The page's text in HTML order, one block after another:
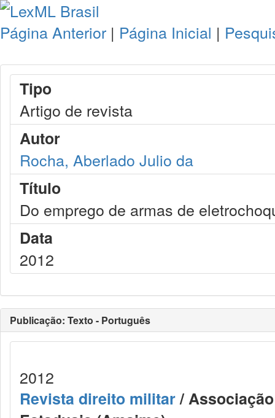
Página Anterior | Página Inicial |
Tipo
Artigo de revista
Autor
Rocha, Aberlado Julio da
Título
Do emprego de armas de
Data
2012
Publicação: Texto - Português
2012
Revista direito militar/